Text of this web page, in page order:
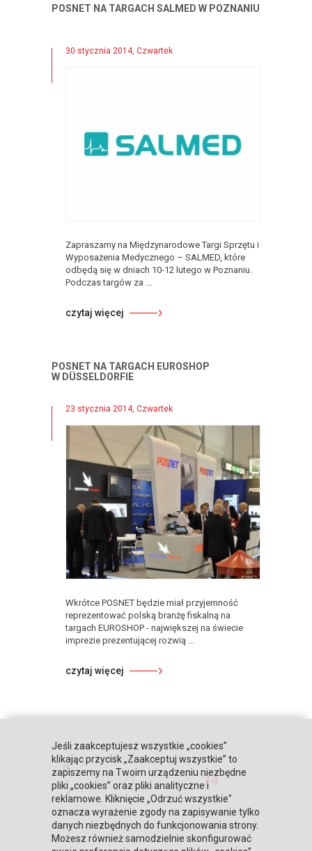
POSNET NA TARGACH SALMED W POZNANIU
30 stycznia 2014, Czwartek
Zapraszamy na Międzynarodowe Targi Sprzętu i
Wyposażenia Medycznego – SALMED, które
odbędą się w dniach 10-12 lutego w Poznaniu.
Podczas targów za ...
czytaj więcej
POSNET NA TARGACH EUROSHOP
W DÜSSELDORFIE
23 stycznia 2014, Czwartek
Wkrótce POSNET będzie miał przyjemność
reprezentować polską branżę fiskalną na
targach EUROSHOP - największej na świecie
imprezie prezentującej rozwią ...
czytaj więcej
«
‹
70 71 72 73 74
Jeśli zaakceptujesz wszystkie „cookies”
klikając przycisk „Zaakceptuj wszystkie” to
zapiszemy na Twoim urządzeniu niezbędne
pliki „cookies” oraz pliki analityczne i
reklamowe. Kliknięcie „Odrzuć wszystkie"
oznacza wyrażenie zgody na zapisywanie tylko
danych niezbędnych do funkcjonowania strony.
Możesz również samodzielnie skonfigurować